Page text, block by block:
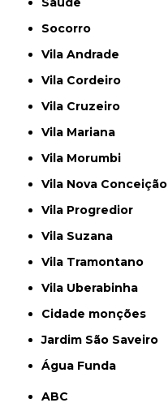
Socorro
Vila Andrade
Vila Cordeiro
Vila Cruzeiro
Vila Mariana
Vila Morumbi
Vila Nova Conceição
Vila Progredior
Vila Suzana
Vila Tramontano
Vila Uberabinha
cidade monções
jardim São Saveiro
Água Funda
ABC